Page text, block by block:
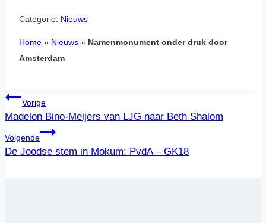
Categorie: Nieuws
Home » Nieuws » Namenmonument onder druk door
Amsterdam
Bericht
navigatie
Vorige
Madelon Bino-Meijers van LJG naar Beth Shalom
Volgende
De Joodse stem in Mokum: PvdA – GK18